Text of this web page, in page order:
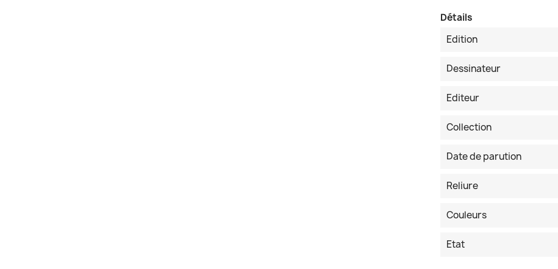
Détails
Edition
Dessinateur
Editeur
Collection
Date de parution
Reliure
Couleurs
Etat